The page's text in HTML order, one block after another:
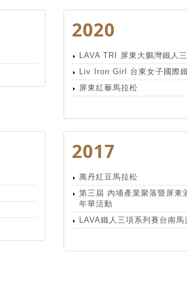
2020
LAVA TRI 屏東大鵬灣鐵人
Liv Iron Girl 台東女子國際
屏東紅藜馬拉松
2017
萬丹紅豆馬拉松
第三屆 內埔產業聚落暨屏東
年華活動
LAVA鐵人三項系列賽台南馬